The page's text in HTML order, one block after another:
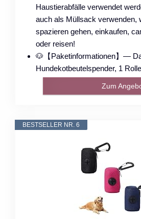
Haustierabfälle verwendet
auch als Müllsack verwenden,
spazieren gehen, einkaufen,
oder reisen!
🐶【Paketinformationen】—
Hundekotbeutelspender, 1
Zum
BESTSELLER NR. 6